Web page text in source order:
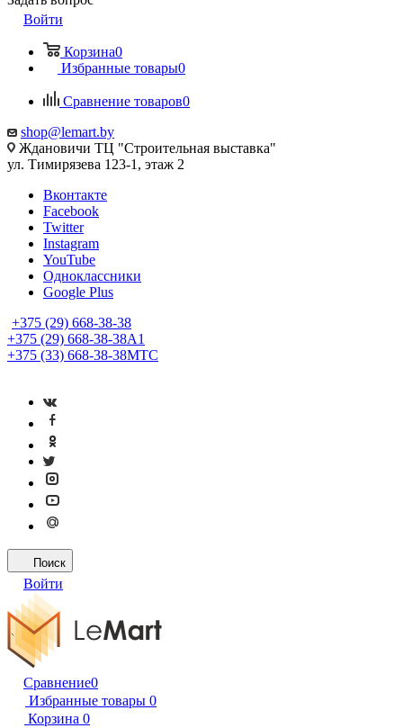
Войти
Корзина0
Избранные товары0
Сравнение товаров0
shop@lemart.by
Ждановичи ТЦ "Строительная выставка"
ул. Тимирязева 123-1, этаж 2
Вконтакте
Facebook
Twitter
Instagram
YouTube
Одноклассники
Google Plus
+375 (29) 668-38-38
+375 (29) 668-38-38A1
+375 (33) 668-38-38МТС
Поиск
Войти
Сравнение0
Избранные товары 0
Корзина 0